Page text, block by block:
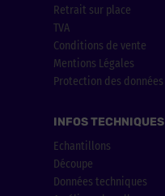
Retrait sur place
TVA
Conditions de vente
Mentions Légales
Protection des données
INFOS TECHNIQUES
Echantillons
Découpe
Données techniques